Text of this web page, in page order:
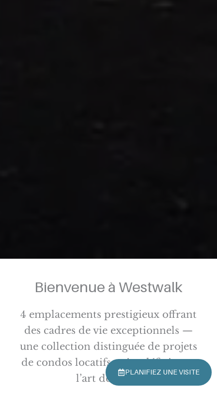
Bienvenue à Westwalk
4 emplacements prestigieux offrant
des cadres de vie exceptionnels —
une collection distinguée de projets
de condos locatifs qui redéfinissent
l’art de vivre.
PLANIFIEZ UNE VISITE